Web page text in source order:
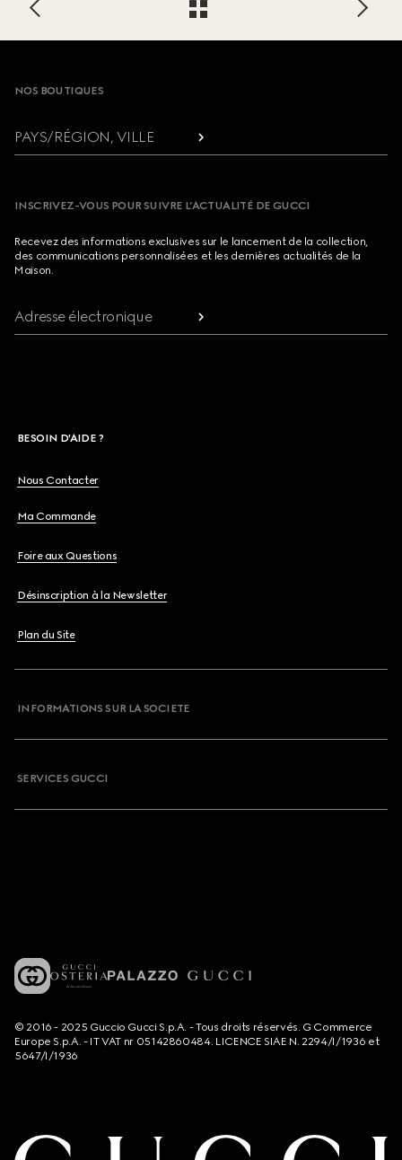
Footer
NOS BOUTIQUES
PAYS/RÉGION, VILLE
INSCRIVEZ-VOUS POUR SUIVRE L’ACTUALITÉ DE GUCCI
Recevez des informations exclusives sur le lancement de la collection,
des communications personnalisées et les dernières actualités de la
Maison.
Adresse électronique
BESOIN D'AIDE ?
Nous Contacter
Ma Commande
Foire aux Questions
Désinscription à la Newsletter
Plan du Site
INFORMATIONS SUR LA SOCIETE
SERVICES GUCCI
© 2016 - 2025 Guccio Gucci S.p.A. - Tous droits réservés. G Commerce
Europe S.p.A. - IT VAT nr 05142860484. LICENCE SIAE N. 2294/I/1936 et
5647/I/1936